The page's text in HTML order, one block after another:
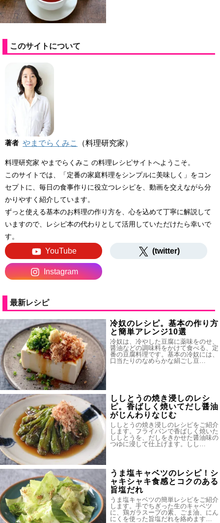
このサイトについて
著者 やまでらくみこ （料理研究家）
料理研究家 やまでらくみこ の料理レシピサイトへようこそ。
このサイトでは、「定番の家庭料理をシンプルに美味しく」をコン
セプトに、毎日の食事作りに役立つレシピを、動画を交えながら分
かりやすく紹介しています。
ずっと使える基本のお料理の作り方を、心を込めて丁寧に解説して
いますので、レシピ本の代わりとして活用していただけたら幸いで
す。
YouTube (twitter)
Instagram
最新レシピ
冷奴のレシピ。基本の作り方
と簡単アレンジ10選
冷奴は、冷やした豆腐に薬味をのせ、
醤油などの調味料をかけて食べる、定
番の豆腐料理です。基本の冷奴には、
口当たりのなめらかな絹ごし豆…
ししとうの焼き浸しのレシ
ピ。香ばしく焼いてだし醤油
がじんわりなじむ
ししとうの焼き浸しのレシピをご紹介
します。フライパンで香ばしく焼いた
ししとうを、だしをきかせた醤油味の
つゆに浸して仕上げます。しし…
うま塩キャベツのレシピ！シ
ャキシャキ食感とコクのある
旨塩だれ
うま塩キャベツの簡単レシピをご紹介
します。手でちぎった生のキャベツ
に、鶏ガラスープの素、ごま油、にん
にくを使った旨塩だれを絡めます…